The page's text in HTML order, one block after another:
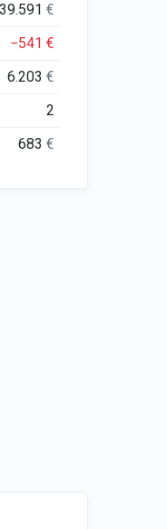
39.591€
−541€
6.203€
2
683€